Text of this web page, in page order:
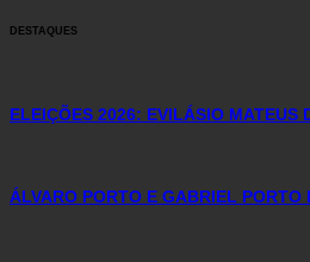
DESTAQUES
ELEIÇÕES 2026: EVILÁSIO MATEUS
ÁLVARO PORTO E GABRIEL PORTO